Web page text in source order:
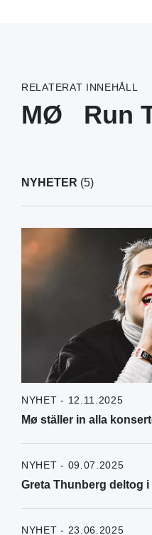
RELATERAT INNEHÅLL
MØ Run
NYHETER (5)
NYHET - 12.11.2025
Mø ställer in alla
NYHET - 09.07.2025
Greta Thunberg deltog
NYHET - 23.06.2025